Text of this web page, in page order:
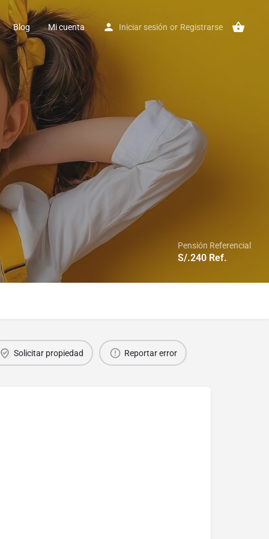
Blog Mi cuenta Iniciar sesión or Registrarse
Pensión Referencial
S/.240 Ref.
Solicitar propiedad Reportar error